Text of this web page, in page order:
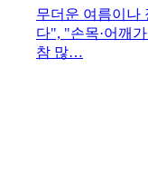
무더운 여름이나
다", "손목·어깨
참 많…